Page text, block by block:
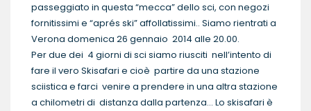
passeggiato in questa “mecca” dello sci, con negozi
fornitissimi e “aprés ski” affollatissimi.. Siamo rientrati a
Verona domenica 26 gennaio 2014 alle 20.00.
Per due dei 4 giorni di sci siamo riusciti nell’intento di
fare il vero Skisafari e cioè partire da una stazione
sciistica e farci venire a prendere in una altra stazione
a chilometri di distanza dalla partenza… Lo skisafari è